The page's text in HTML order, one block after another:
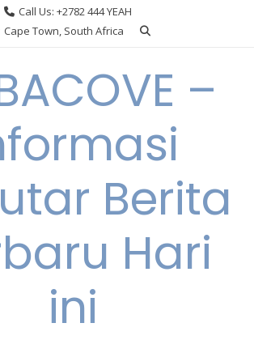
Call Us: +2782 444 YEAH
Cape Town, South Africa
–
Berita
Hari
ini